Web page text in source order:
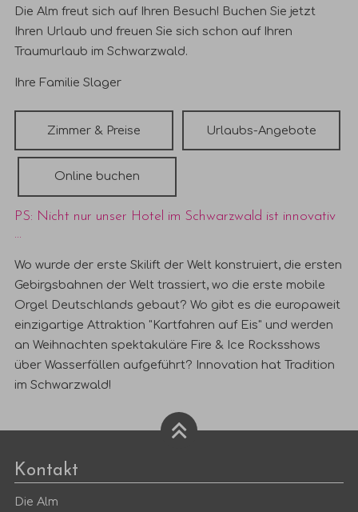
Die Alm freut sich auf Ihren Besuch! Buchen Sie jetzt
Ihren Urlaub und freuen Sie sich schon auf Ihren
Traumurlaub im Schwarzwald.
Ihre Familie Slager
Zimmer & Preise Urlaubs-Angebote
Online buchen
PS: Nicht nur unser Hotel im Schwarzwald ist innovativ
...
Wo wurde der erste Skilift der Welt konstruiert, die ersten
Gebirgsbahnen der Welt trassiert, wo die erste mobile
Orgel Deutschlands gebaut? Wo gibt es die europaweit
einzigartige Attraktion "Kartfahren auf Eis" und werden
an Weihnachten spektakuläre Fire & Ice Rocksshows
über Wasserfällen aufgeführt? Innovation hat Tradition
im Schwarzwald!
Kontakt
Die Alm